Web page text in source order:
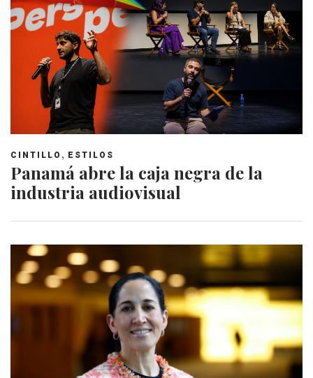
CINTILLO , ESTILOS
Panamá abre la caja negra de la
industria audiovisual